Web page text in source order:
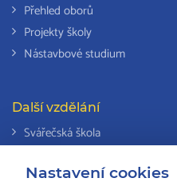
Nastavení cookies
Přehled oborů
Projekty školy
Nástavbové studium
Další vzdělání
Svářečská škola
Národní soustava kvalifikací